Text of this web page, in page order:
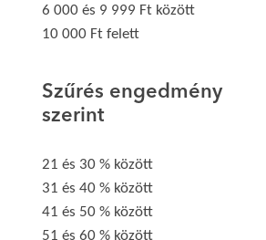
6 000 és 9 999 Ft között
10 000 Ft felett
Szűrés engedmény
szerint
21 és 30 % között
31 és 40 % között
41 és 50 % között
51 és 60 % között